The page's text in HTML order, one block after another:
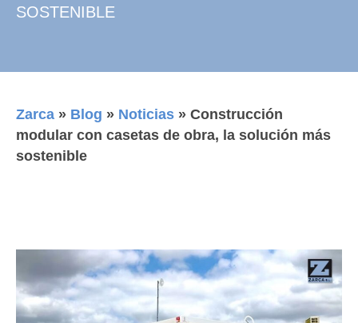
SOSTENIBLE
Zarca » Blog » Noticias » Construcción
modular con casetas de obra, la solución más
sostenible